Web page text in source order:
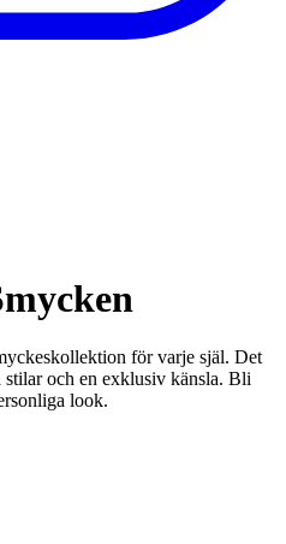
för varje själ. Det
och en exklusiv känsla. Bli
look.